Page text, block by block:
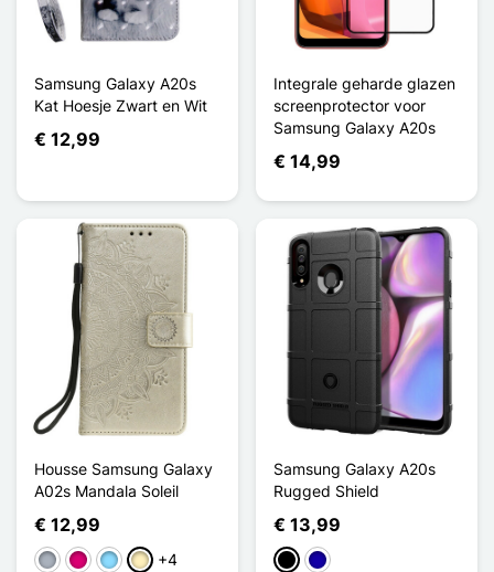
Samsung Galaxy A20s
Kat Hoesje Zwart en Wit
€ 12,99
Integrale geharde glazen
screenprotector voor
Samsung Galaxy A20s
€ 14,99
Housse Samsung Galaxy
A02s Mandala Soleil
€ 12,99
GrijsMagentaLicht Blauw
Golden
+4
Samsung Galaxy A20s
Rugged Shield
€ 13,99
ZwartDonkerblauw